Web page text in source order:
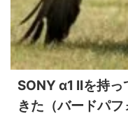
SONY α1 IIを持
きた（バードパフ